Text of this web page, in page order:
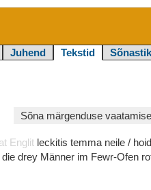
Juhend Tekstid Sõnastik
Sõna märgenduse
Englit leckitis temma neile /
die drey Männer im Fewr-Ofen